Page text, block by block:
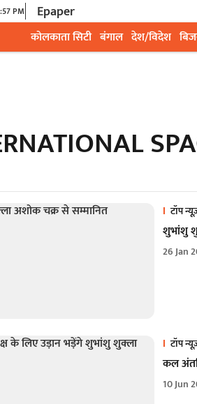
PM Epaper
कोलकाता सिटी बंगाल देश/विदेश
टॉप
शुभांशु
26 Jan
टॉप
कल
10 Jun